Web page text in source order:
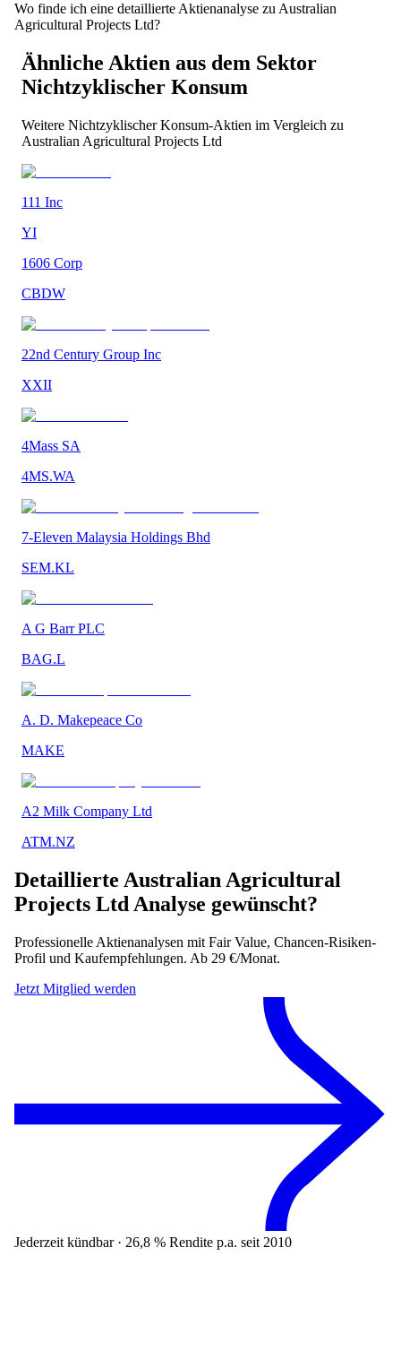
Wo finde ich eine detaillierte Aktienanalyse zu Australian
Agricultural Projects Ltd?
Ähnliche Aktien aus dem Sektor
Nichtzyklischer Konsum
Weitere Nichtzyklischer Konsum-Aktien im Vergleich zu
Australian Agricultural Projects Ltd
111 Inc
YI
1606 Corp
CBDW
22nd Century Group Inc
XXII
4Mass SA
4MS.WA
7-Eleven Malaysia Holdings Bhd
SEM.KL
A G Barr PLC
BAG.L
A. D. Makepeace Co
MAKE
A2 Milk Company Ltd
ATM.NZ
Detaillierte Australian Agricultural
Projects Ltd Analyse gewünscht?
Professionelle Aktienanalysen mit Fair Value, Chancen-Risiken-
Profil und Kaufempfehlungen. Ab 29 €/Monat.
Jetzt Mitglied werden
Jederzeit kündbar · 26,8 % Rendite p.a. seit 2010